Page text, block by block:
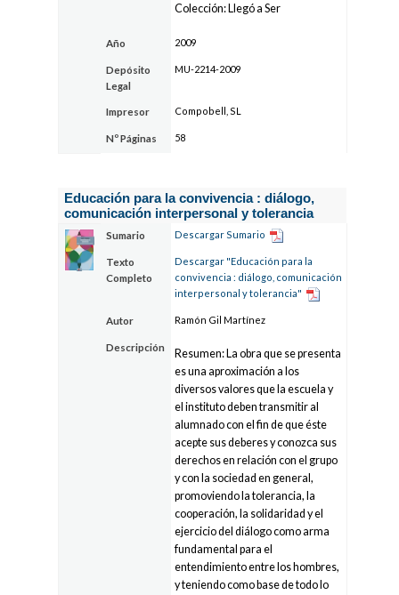
Colección: Llegó a Ser
Año 2009
Depósito
Legal
MU-2214-2009
Impresor Compobell, SL
Nº Páginas 58
Educación para la convivencia : diálogo,
comunicación interpersonal y tolerancia
Sumario Descargar Sumario
Texto
Completo
Descargar "Educación para la
convivencia : diálogo, comunicación
interpersonal y tolerancia"
Autor Ramón Gil Martínez
Descripción
Resumen: La obra que se presenta
es una aproximación a los
diversos valores que la escuela y
el instituto deben transmitir al
alumnado con el fin de que éste
acepte sus deberes y conozca sus
derechos en relación con el grupo
y con la sociedad en general,
promoviendo la tolerancia, la
cooperación, la solidaridad y el
ejercicio del diálogo como arma
fundamental para el
entendimiento entre los hombres,
y teniendo como base de todo lo